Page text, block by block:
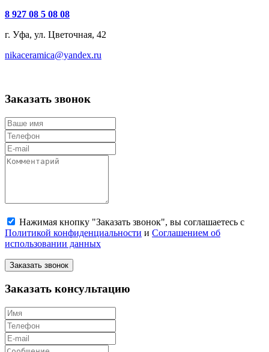
8 927 08 5 08 08
г. Уфа, ул. Цветочная, 42
nikaceramica@yandex.ru
Заказать звонок
Нажимая кнопку "Заказать звонок", вы соглашаетесь с
Политикой конфиденциальности и Соглашением об
использовании данных
Заказать звонок
Заказать консультацию